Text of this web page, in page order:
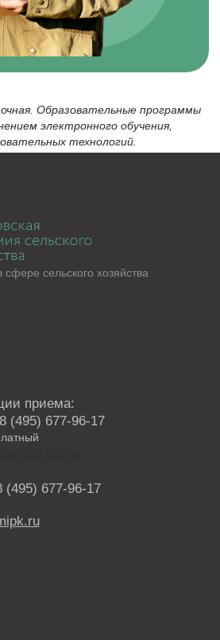
Образовательные программы
электронного обучения,
технологий.